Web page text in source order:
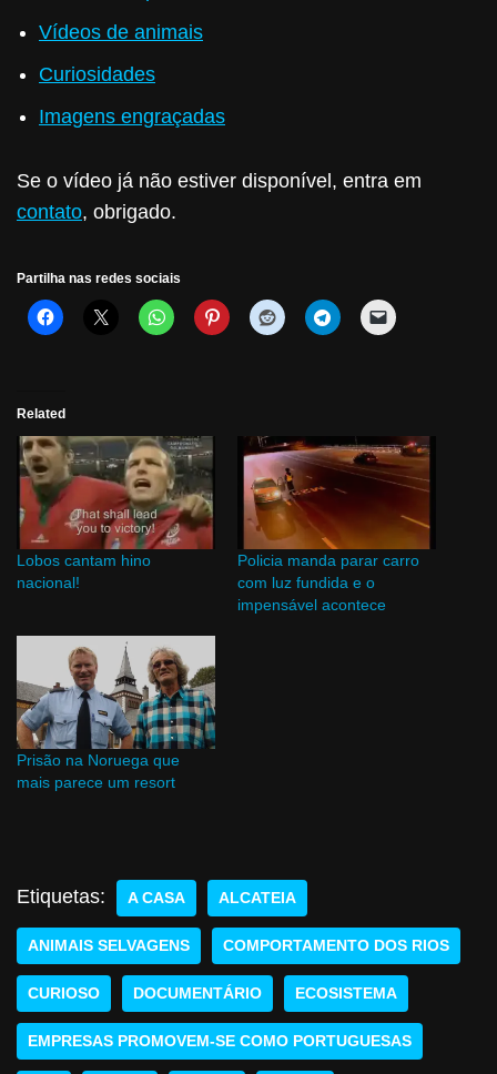
Vídeos de animais
Curiosidades
Imagens engraçadas
Se o vídeo já não estiver disponível, entra em
contato, obrigado.
Partilha nas redes sociais
Related
Lobos cantam hino
nacional!
Policia manda parar carro
com luz fundida e o
impensável acontece
Prisão na Noruega que
mais parece um resort
Etiquetas: A CASA ALCATEIA
ANIMAIS SELVAGENS COMPORTAMENTO DOS RIOS
CURIOSO DOCUMENTÁRIO ECOSISTEMA
EMPRESAS PROMOVEM-SE COMO PORTUGUESAS